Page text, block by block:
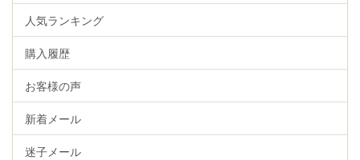
人気ランキング
購入履歴
お客様の声
新着メール
迷子メール